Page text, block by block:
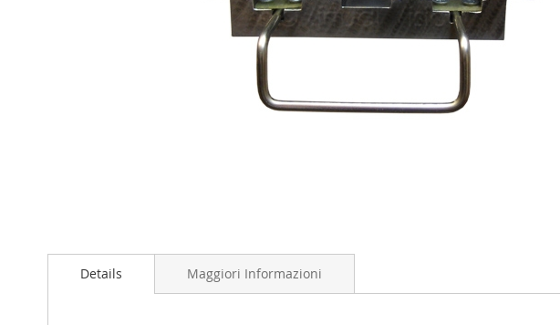
di
immagini
Details Maggiori Informazioni